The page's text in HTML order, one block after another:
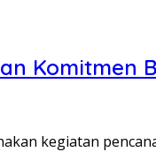
Komitmen
kegiatan